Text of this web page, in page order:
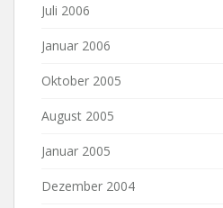
Juli 2006
Januar 2006
Oktober 2005
August 2005
Januar 2005
Dezember 2004